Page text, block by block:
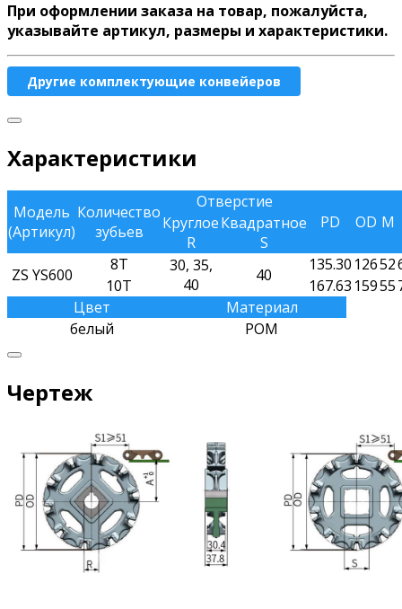
При оформлении заказа на товар, пожалуйста,
указывайте артикул, размеры и характеристики.
Другие комплектующие конвейеров
Характеристики
Модель
(Артикул)
Количество
зубьев
Отверстие
PD
OD M
Круглое
R
Квадратное
S
ZS YS600
8T
30, 35,
40
40
135.30 12652
10T
167.63 15955
Цвет
Материал
белый
РОМ
Чертеж